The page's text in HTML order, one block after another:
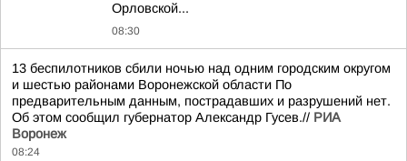
Орловской...
08:30
13 беспилотников сбили ночью над одним городским округом
и шестью районами Воронежской области По
предварительным данным, пострадавших и разрушений нет.
Об этом сообщил губернатор Александр Гусев.// РИА
Воронеж
08:24